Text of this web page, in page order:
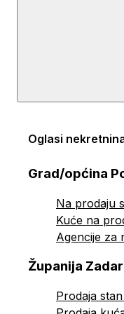
Oglasi
Grad/općina
Na prodaju
Kuće na
Agencije za
Županija
Prodaja